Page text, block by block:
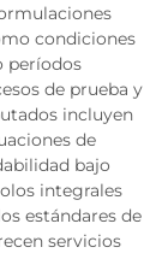
condiciones
períodos
de prueba y
incluyen
de
bajo
integrales
estándares de
servicios